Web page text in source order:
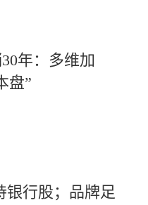
年：多维加
盘”
银行股；品牌足